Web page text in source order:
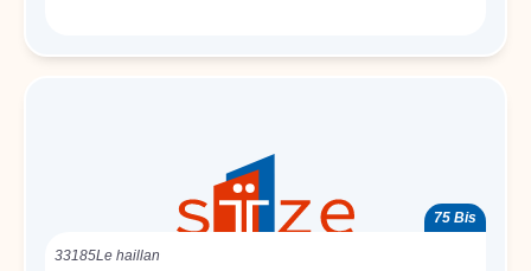
75 Bis
33185Le haillan